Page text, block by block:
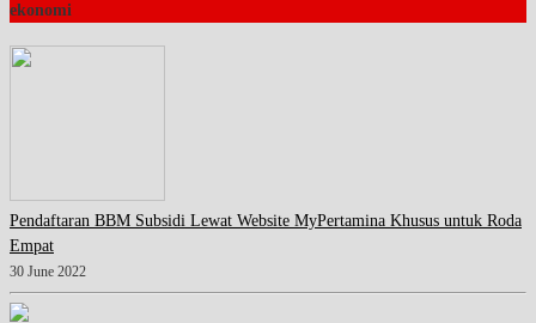
ekonomi
Pendaftaran BBM Subsidi Lewat Website MyPertamina Khusus untuk Roda
Empat
30 June 2022